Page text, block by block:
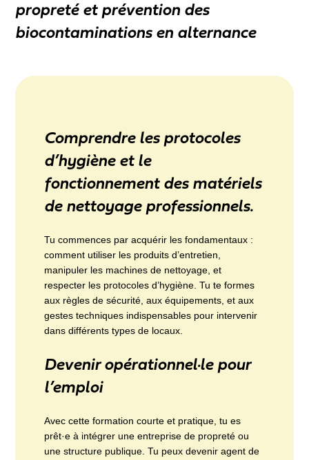
propreté et prévention des
biocontaminations en alternance
Comprendre les protocoles
d’hygiène et le
fonctionnement des matériels
de nettoyage professionnels.
Tu commences par acquérir les fondamentaux :
comment utiliser les produits d’entretien,
manipuler les machines de nettoyage, et
respecter les protocoles d’hygiène. Tu te formes
aux règles de sécurité, aux équipements, et aux
gestes techniques indispensables pour intervenir
dans différents types de locaux.
Devenir opérationnel·le pour
l’emploi
Avec cette formation courte et pratique, tu es
prêt·e à intégrer une entreprise de propreté ou
une structure publique. Tu peux devenir agent de